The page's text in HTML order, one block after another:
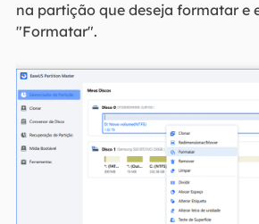
na partição que deseja formatar e
"Formatar".